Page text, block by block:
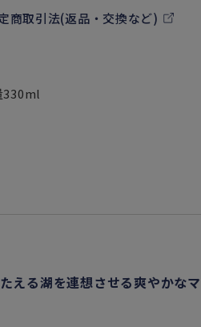
商取引法(返品・交換など)
330ml
える湖を連想させる爽やかなマ